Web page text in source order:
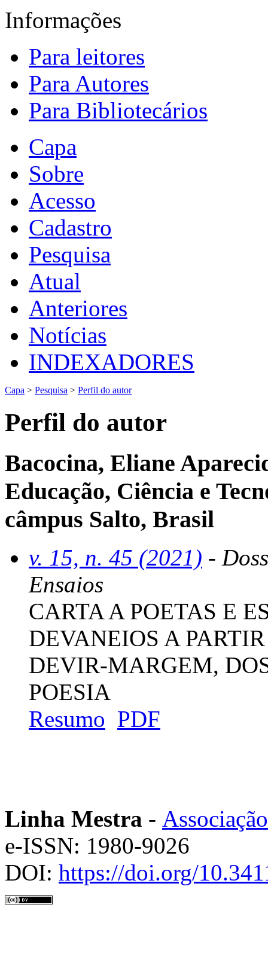
Informações
Para leitores
Para Autores
Para Bibliotecários
Capa
Sobre
Acesso
Cadastro
Pesquisa
Atual
Anteriores
Notícias
INDEXADORES
Capa > Pesquisa > Perfil do autor
Perfil do autor
Bacocina, Eliane
Educação, Ciência e
câmpus Salto, Brasil
v. 15, n. 45 (2021) -
Ensaios
CARTA A POETAS E
DEVANEIOS A
DEVIR-MARGEM,
POESIA
Resumo PDF
Linha Mestra -
e-ISSN: 1980-9026
DOI: https://doi.org/